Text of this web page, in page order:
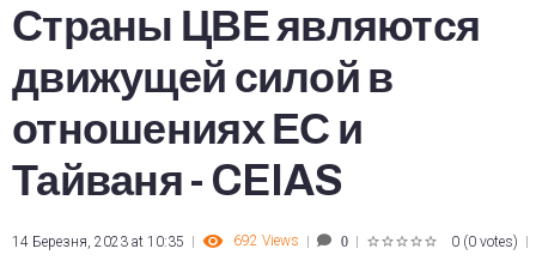
Страны ЦВЕ являются
движущей силой в
отношениях ЕС и
Тайваня - CEIAS
14 Березня, 2023 at 10:35 692 Views 0 0 (0 votes)